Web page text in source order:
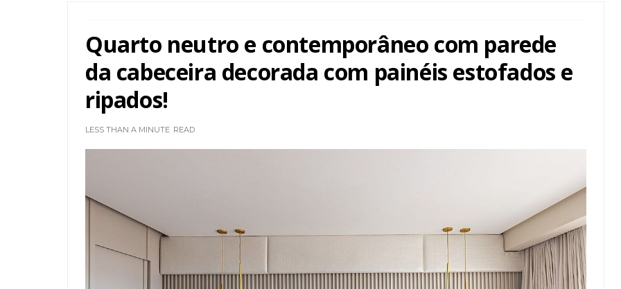
Quarto neutro e contemporâneo com parede
da cabeceira decorada com painéis estofados e
ripados!
LESS THAN A MINUTE READ